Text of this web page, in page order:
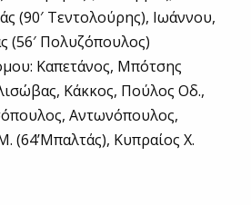
(90′ Τεντολούρης), Ιωάννου,
(56′ Πολυζόπουλος)
Καπετάνος, Μπότσης
Κάκκος, Πούλος Οδ.,
Αντωνόπουλος,
(64’Μπαλτάς), Κυπραίος Χ.